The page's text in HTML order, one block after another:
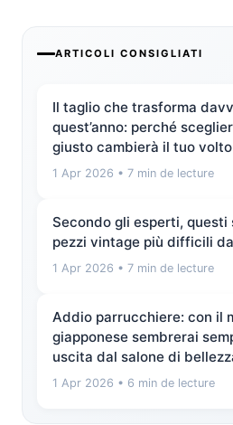
ARTICOLI CONSIGLIATI
Il taglio che trasforma
quest’anno: perché
giusto cambierà il tuo volto
1 Apr 2026 • 7 min de lecture
Secondo gli esperti, questi
pezzi vintage più difficili
1 Apr 2026 • 7 min de lecture
Addio parrucchiere: con il
giapponese sembrerai
uscita dal salone di
1 Apr 2026 • 6 min de lecture